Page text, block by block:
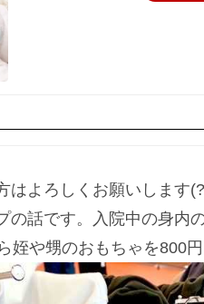
はよろしくお願いします
の話です。入院中の身内
姪や甥のおもちゃを800円